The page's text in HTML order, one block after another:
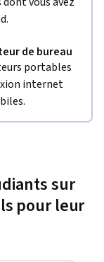
de bureau
portables
internet
sur
pour leur